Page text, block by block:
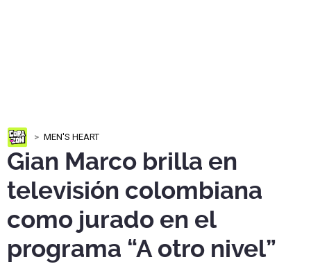
MEN'S HEART
Gian Marco brilla en
televisión colombiana
como jurado en el
programa “A otro nivel”